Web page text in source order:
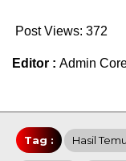
Post Views: 372
Editor : Admin
Tag : Hasil